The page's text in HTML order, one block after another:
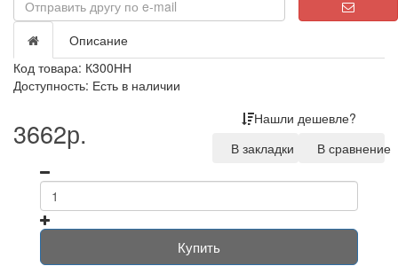
Описание
Код товара: К300НН
Доступность: Есть в наличии
3662р.
Нашли дешевле?
В закладки
В сравнение
Купить